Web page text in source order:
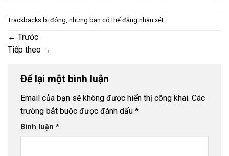
Trackbacks bị đóng, nhưng bạn có thể đăng nhận xét.
← Trước
Tiếp theo →
Để lại một bình luận
Email của bạn sẽ không được hiển thị công khai. Các
trường bắt buộc được đánh dấu *
Bình luận *